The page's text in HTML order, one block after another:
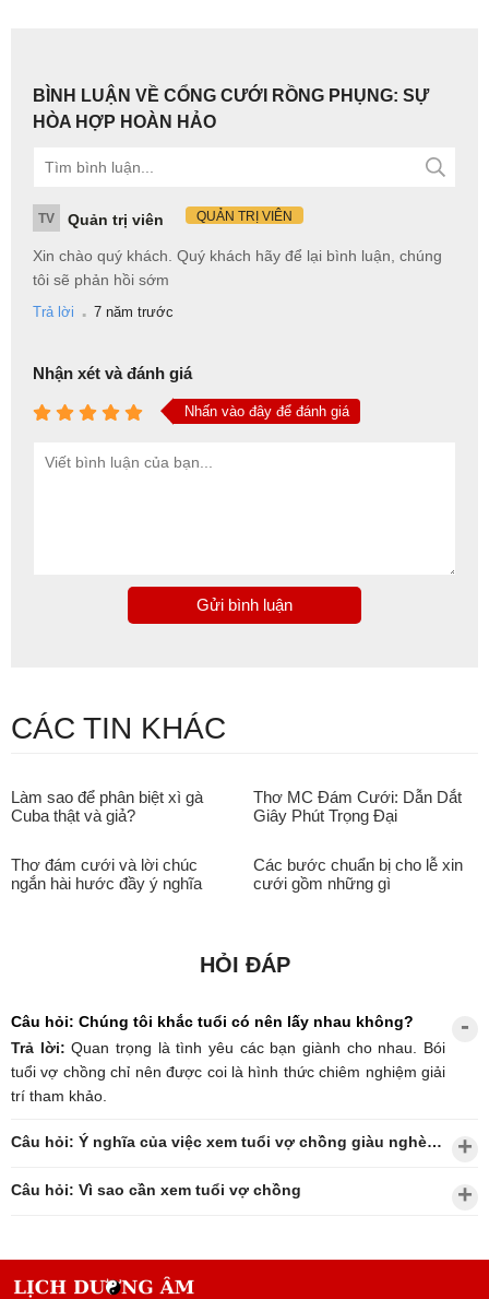
BÌNH LUẬN VỀ CỔNG CƯỚI RỒNG PHỤNG: SỰ
HÒA HỢP HOÀN HẢO
TV Quản trị viên QUẢN TRỊ VIÊN
Xin chào quý khách. Quý khách hãy để lại bình luận, chúng
tôi sẽ phản hồi sớm
Trả lời . 7 năm trước
Nhận xét và đánh giá
Nhấn vào đây để đánh giá
Gửi bình luận
CÁC TIN KHÁC
Làm sao để phân biệt xì gà
Cuba thật và giả?
Thơ MC Đám Cưới: Dẫn Dắt
Giây Phút Trọng Đại
Thơ đám cưới và lời chúc
ngắn hài hước đầy ý nghĩa
Các bước chuẩn bị cho lễ xin
cưới gồm những gì
HỎI ĐÁP
Câu hỏi: Chúng tôi khắc tuổi có nên lấy nhau không?
Trả lời:Quan trọng là tình yêu các bạn giành cho nhau. Bói
tuổi vợ chồng chỉ nên được coi là hình thức chiêm nghiệm giải
trí tham khảo.
Câu hỏi: Ý nghĩa của việc xem tuổi vợ chồng giàu nghèo?
Câu hỏi: Vì sao cần xem tuổi vợ chồng